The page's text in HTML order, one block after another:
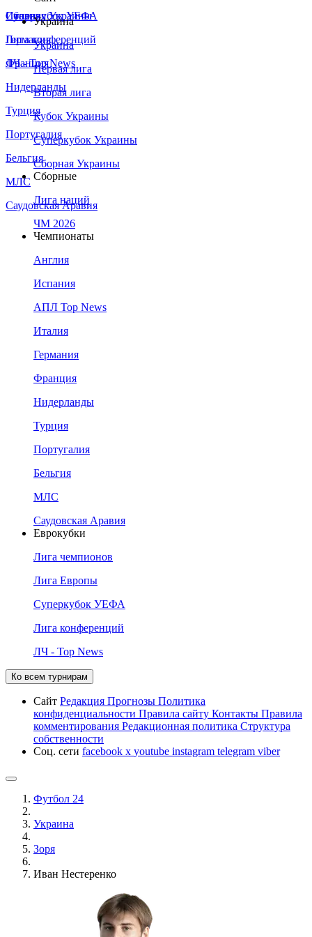
Сборная Украины
Италия
Германия
Франция
Нидерланды
Турция
Португалия
Бельгия
МЛС
Саудовская Аравия
Суперкубок УЕФА
Лига конференций
ЛЧ - Top News
Украина
Украина
Первая лига
Вторая лига
Кубок Украины
Суперкубок Украины
Сборная Украины
Сборные
Лига наций
ЧМ 2026
Чемпионаты
Англия
Испания
АПЛ Top News
Италия
Германия
Франция
Нидерланды
Турция
Португалия
Бельгия
МЛС
Саудовская Аравия
Еврокубки
Лига чемпионов
Лига Европы
Суперкубок УЕФА
Лига конференций
ЛЧ - Top News
Ко всем турнирам
Сайт Редакция Прогнозы Политика
конфиденциальности Правила сайту Контакты Правила
комментирования Редакционная политика Структура
собственности
Соц. сети facebook x youtube instagram telegram viber
Футбол 24
Украина
Зоря
Иван Нестеренко